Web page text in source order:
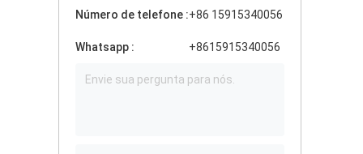
Número de telefone :+86 15915340056
Whatsapp : +8615915340056